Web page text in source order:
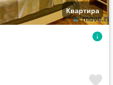
Квартира